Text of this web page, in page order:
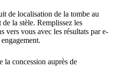
de localisation de la tombe au
la stèle. Remplissez les
vous avec les résultats par e-
la concession auprès de